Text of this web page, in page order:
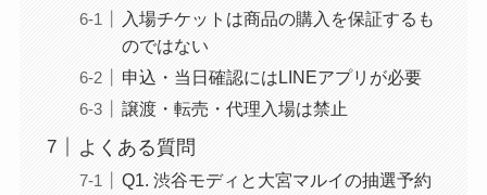
入場チケットは商品の購入を保証するも
のではない
申込・当日確認にはLINEアプリが必要
譲渡・転売・代理入場は禁止
よくある質問
Q1. 渋谷モディと大宮マルイの抽選予約